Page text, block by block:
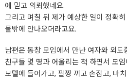
에 믿고 의뢰했네요.
그리고 며칠 뒤 제가 예상한 일이 정확
물밖에 안나오더라고요.
남편은 동창 모임에서 만난 여자와 외도
친구들 몇 명과 어울리는 척 하면서 모
모텔에 들어가고, 팔짱 끼고 손잡고, 마